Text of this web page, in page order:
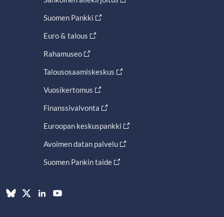
Suomen Pankki
Euro & talous
Rahamuseo
Talousosaamiskeskus
Vuosikertomus
Finanssivalvonta
Euroopan keskuspankki
Avoimen datan palvelu
Suomen Pankin taide